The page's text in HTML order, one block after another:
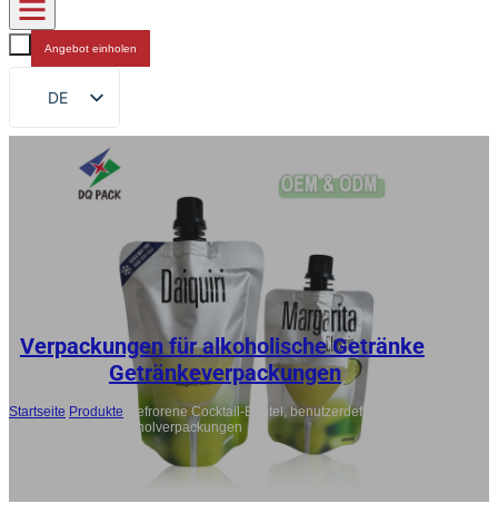
Angebot einholen
DE
EN
Verpackungen für alkoholische Getränke,
Getränkeverpackungen
Startseite Produkte
Gefrorene Cocktail-Beutel, benutzerdefinierte Stand
Up Spout Pouch Alkoholverpackungen